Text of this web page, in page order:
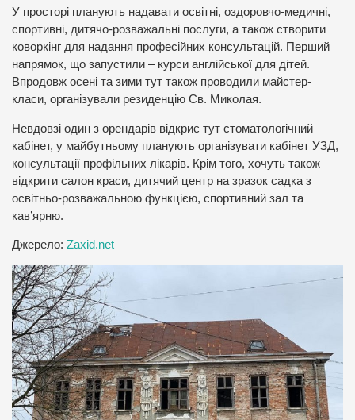
У просторі планують надавати освітні, оздоровчо-медичні,
спортивні, дитячо-розважальні послуги, а також створити
коворкінг для надання професійних консультацій. Перший
напрямок, що запустили – курси англійської для дітей.
Впродовж осені та зими тут також проводили майстер-
класи, організували резиденцію Св. Миколая.
Невдовзі один з орендарів відкриє тут стоматологічний
кабінет, у майбутньому планують організувати кабінет УЗД,
консультації профільних лікарів. Крім того, хочуть також
відкрити салон краси, дитячий центр на зразок садка з
освітньо-розважальною функцією, спортивний зал та
кав’ярню.
Джерело: Zaxid.net